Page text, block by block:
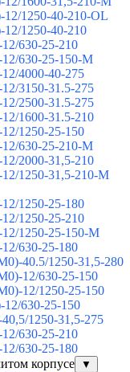
1250-40-210-OL
1250-40-210
630-25-210
630-25-150-М
4000-40-275
3150-31.5-275
2500-31.5-275
1600-31.5-210
1250-25-150
630-25-210-М
2000-31,5-210
1250-31,5-210-М
1250-25-180
1250-25-210
1250-25-150-М
630-25-180
40.5/1250-31,5-280
12/630-25-150
12/1250-25-150
630-25-150
1250-31,5-275
630-25-210
630-25-180
корпусе
▼